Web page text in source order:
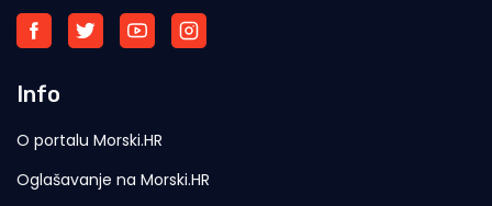
Info
O portalu Morski.HR
Oglašavanje na Morski.HR